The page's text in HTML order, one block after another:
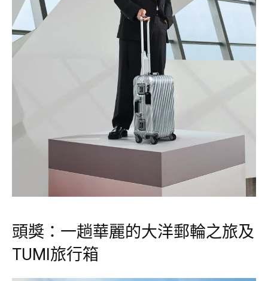
頭獎：一趟華麗的大洋郵輪之旅及
TUMI旅行箱